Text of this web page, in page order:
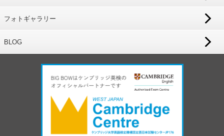
フォトギャラリー
BLOG